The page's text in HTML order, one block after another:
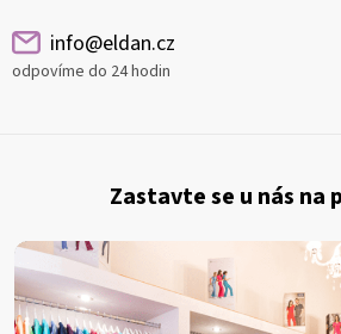
info@eldan.cz
odpovíme do 24 hodin
Zastavte se u nás na